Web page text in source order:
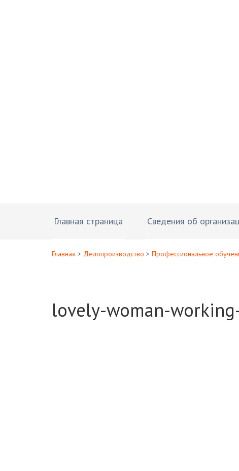
Главная страница Сведения об
Главная > Делопроизводство > Профессиональное
lovely-woman-